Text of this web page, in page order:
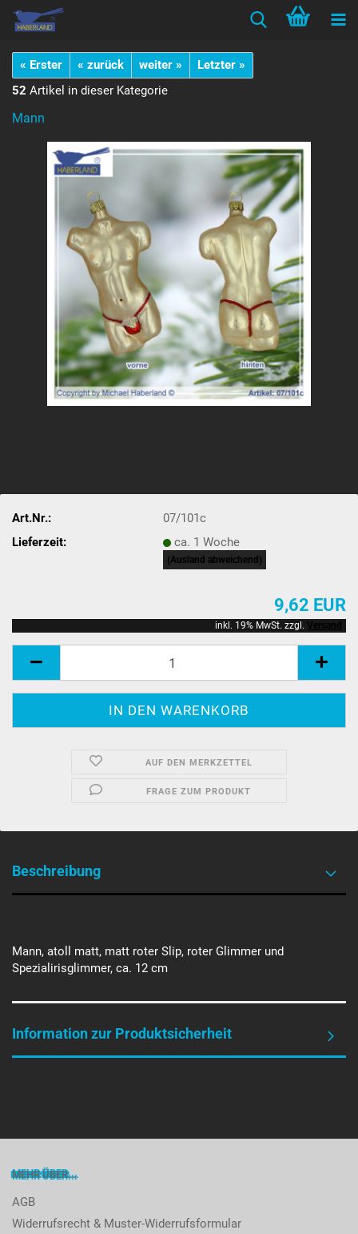
« Erster « zurück weiter »
Letzter »
52 Artikel in dieser Kategorie
Mann
Art.Nr.:
07/101c
Lieferzeit:
ca. 1 Woche
(Ausland abweichend)
9,62 EUR
inkl. 19% MwSt. zzgl. Versand
AUF DEN MERKZETTEL
FRAGE ZUM PRODUKT
Beschreibung
Mann, atoll matt, matt roter Slip, roter Glimmer und
Spezialirisglimmer, ca. 12 cm
Information zur Produktsicherheit
MEHR ÜBER...
AGB
Widerrufsrecht & Muster-Widerrufsformular